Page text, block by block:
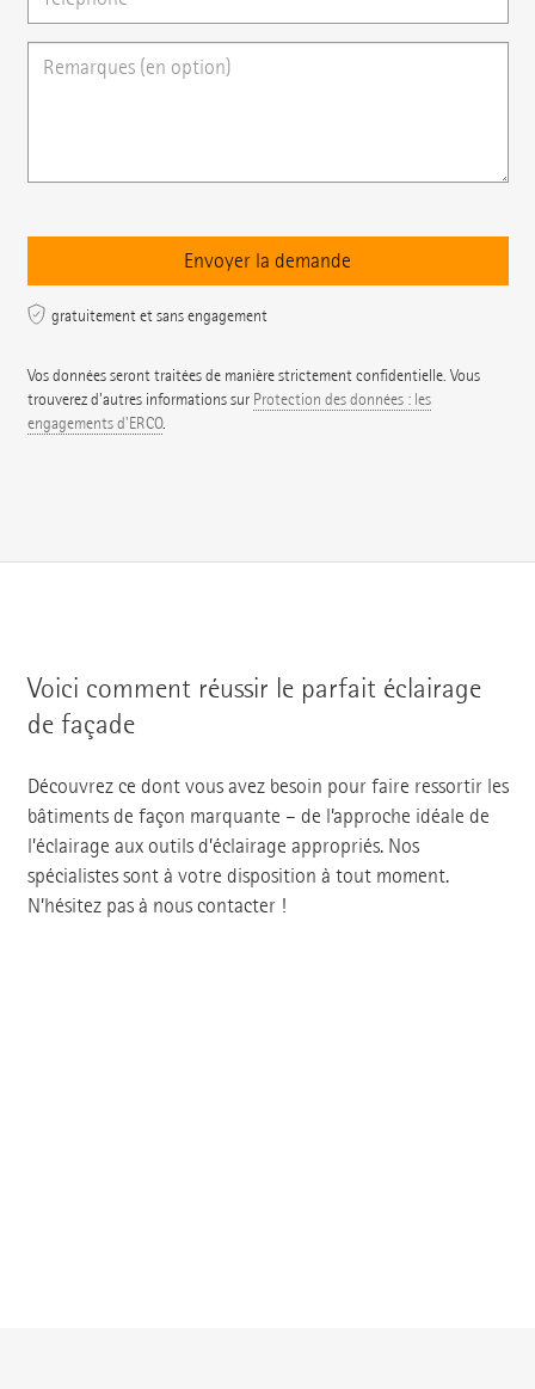
gratuitement et sans engagement
Vos données seront traitées de manière strictement confidentielle. Vous
trouverez d'autres informations sur Protection des données : les
engagements d'ERCO.
Voici comment réussir le parfait éclairage
de façade
Découvrez ce dont vous avez besoin pour faire ressortir les
bâtiments de façon marquante – de l’approche idéale de
l’éclairage aux outils d’éclairage appropriés. Nos
spécialistes sont à votre disposition à tout moment.
N’hésitez pas à nous contacter !